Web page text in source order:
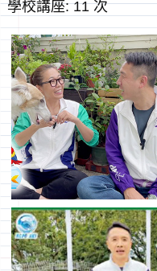
學校講座: 11 次